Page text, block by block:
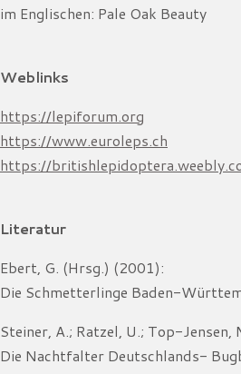
im Englischen: Pale Oak Beauty
Weblinks
https://lepiforum.org
https://www.euroleps.ch
https://
Literatur
Ebert, G. (Hrsg.) (2001):
Die Schmetterlinge Baden-
Steiner, A.; Ratzel, U.; Top-
Die Nachtfalter Deutschlands-